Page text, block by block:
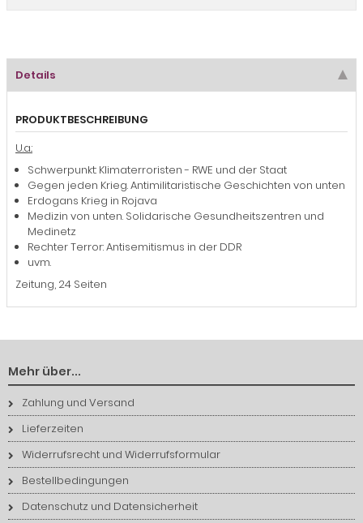
Details
PRODUKTBESCHREIBUNG
U.a.:
Schwerpunkt: Klimaterroristen - RWE und der Staat
Gegen jeden Krieg. Antimilitaristische Geschichten von unten
Erdogans Krieg in Rojava
Medizin von unten. Solidarische Gesundheitszentren und
Medinetz
Rechter Terror: Antisemitismus in der DDR
uvm.
Zeitung, 24 Seiten
Mehr über...
Zahlung und Versand
Lieferzeiten
Widerrufsrecht und Widerrufsformular
Bestellbedingungen
Datenschutz und Datensicherheit